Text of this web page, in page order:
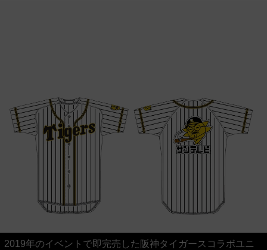
2019年のイベントで即完売した阪神タイガースコラボユニ